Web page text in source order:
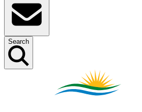
Search​​​​‌ ‍ ​‍​‍‌‍ ‌ ​‍‌‍‍‌‌‍‌ ‌‍‍‌‌‍ ‍​‍​‍​ ‍‍​‍​‍‌ ​ ‌‍​‌‌‍ ‍‌‍‍‌‌ ‌​‌ ‍‌​‍ ‍‌‍‍‌‌‍ ​‍​‍​‍ ​​‍​‍‌‍‍​‌ ​‍‌‍‌‌‌‍‌‍​‍​‍​ ‍‍​‍​‍‌‍‍​‌ ‌​‌ ‌​‌ ​​​ ‍‍​‍ ​‍ ‌‍ ​‌‍ ‌‍​ ‌‍​‌‌‍ ​‌‍‍​‌‍ ‌ ​ ‌ ‌​​ ‍‍​ ​ ​ ​ ​ ​ ​ ​ ​‍ ‌‍‍‌‌‍ ‍‌ ‌​‌‍‌‌‌‍ ‍‌ ‌​​‍ ‌‍‌‌‌‍‌​‌‍‍‌‌ ‌​​‍ ‌‍ ‌‌‍ ‌‍‌​‌‍‌‌​ ‌‌ ​​‌ ​‍‌‍‌‌‌ ​ ‌‍‌‌‌‍ ‍‌ ‌​‌‍​‌‌ ‌​‌‍‍‌‌‍ ‌‍ ‍​ ‍ ‌‍‍‌‌‍‌​​ ‌‌‍ ‍‌‍‍‍‌​‌ ‌‍ ‌ ‌‍‌​ ​‌‍​‌‌ ‍‌‌‍ ‌ ‌‌‌ ‌​​ ‍ ‌ ‌​‌ ‍‌‌ ​​‌‍‌‌​ ‌‌‍ ‍‌‍‍‍‌‍ ​‌‍​‌‌ ‍‌‌‍ ‌ ‌‌‌ ‌​​ ‍ ‌ ​​‌‍​‌‌ ‌​‌‍‍​​ ‌‌‍‍​‌‍‌‌‌‍​‌‌‍‌​‌‍‌‌‌ ​‍​‍ ‍‌ ​ ‌‍‌‌‌‍​‌‌ ​‍‌‍​ ‌‍‍​​‍ ‍‌‍​‍‌ ‌​‌‍ ‍​ ‌‍​‍‌‍​‌‌ ​ ‌‍‌‌‌‌‌‌‌ ​‍‌‍ ​​ ‌‌‍‍​‌ ‌​‌ ‌​‌ ​​​‍‌‌​ ​ ‌​​‌​‍‌‌​ ​‍‌​‌‍​‍‌‌​ ​‍‌​‌‍‌‍ ​‌‍ ‌‍​ ‌‍​‌‌‍ ​‌‍‍​‌‍ ‌ ​ ‌ ‌​​‍‌‌​ ​ ‌​​‌​ ​ ​ ​ ​ ​ ​ ​ ​‍‌‍‌‍‍‌‌‍‌​​ ‌‌‍ ‍‌‍‍‍‌​‌ ‌‍ ‌ ‌‍‌​ ​‌‍​‌‌ ‍‌‌‍ ‌ ‌‌‌ ‌​​‍‌‍‌ ‌​‌ ‍‌‌ ​​‌‍‌‌​ ‌‌‍ ‍‌‍‍‍‌‍ ​‌‍​‌‌ ‍‌‌‍ ‌ ‌‌‌ ‌​​‍‌‍‌ ​​‌‍​‌‌ ‌​‌‍‍​​ ‌‌‍‍​‌‍‌‌‌‍​‌‌‍‌​‌‍‌‌‌ ​‍​‍ ‍‌ ​ ‌‍‌‌‌‍​‌‌ ​‍‌‍​ ‌‍‍​​‍ ‍‌‍​‍‌ ‌​‌‍ ‍​‍‌‍‌ ​​‌‍‌‌‌ ​‍‌ ​ ‌ ​​‌‍‌‌‌‍​ ‌ ‌​‌‍‍‌‌ ‌‍‌‍‌‌​ ‌‌ ​​‌ ‌‌‌‍​‍‌‍ ​‌‍‍‌‌ ​ ‌‍‍​‌‍‌‌‌‍‌​​‍​‍‌ ‌